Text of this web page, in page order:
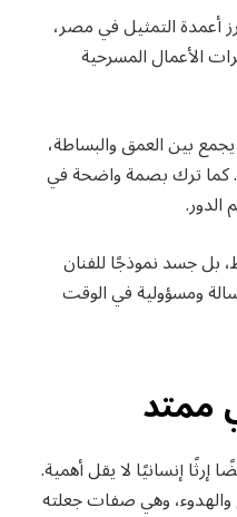
أعمدة التمثيل في مصر،
الأعمال المسرحية
بين العمق والبساطة،
كما ترك بصمة واضحة في
بل جسد نموذجًا للفنان
ومسؤولية في الوقت
ممتد
إرثًا إنسانيًا لا يقل أهمية.
والهدوء، وهي صفات جعلته